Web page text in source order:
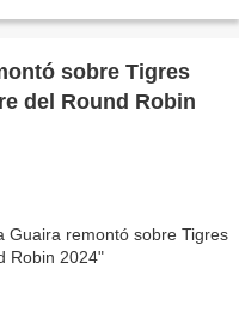
sobre Tigres
del Round Robin